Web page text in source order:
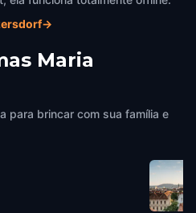
→
Maria
para brincar com sua família e